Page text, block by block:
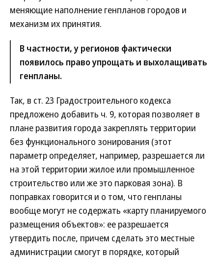
меняющие наполнение генпланов городов и
механизм их принятия.
В частности, у регионов фактически
появилось право упрощать и выхолащивать
генпланы.
Так, в ст. 23 Градостроительного кодекса
предложено добавить ч. 9, которая позволяет в
плане развития города закреплять территории
без функционального зонирования (этот
параметр определяет, например, разрешается ли
на этой территории жилое или промышленное
строительство или же это парковая зона). В
поправках говорится и о том, что генпланы
вообще могут не содержать «карту планируемого
размещения объектов»: ее разрешается
утвердить после, причем сделать это местные
администрации смогут в порядке, который